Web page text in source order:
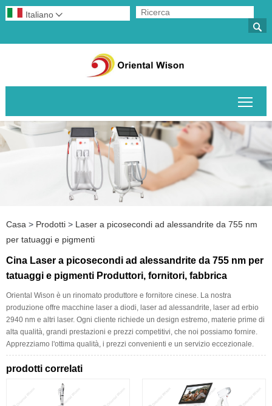

Italiano 
Casa > Prodotti > Laser a picosecondi ad alessandrite da 755 nm
per tatuaggi e pigmenti
Cina Laser a picosecondi ad alessandrite da 755 nm per
tatuaggi e pigmenti Produttori, fornitori, fabbrica
Oriental Wison è un rinomato produttore e fornitore cinese. La nostra
produzione offre macchine laser a diodi, laser ad alessandrite, laser ad erbio
2940 nm e altri laser. Ogni cliente richiede un design estremo, materie prime di
alta qualità, grandi prestazioni e prezzi competitivi, che noi possiamo fornire.
Apprezziamo l'ottima qualità, i prezzi convenienti e un servizio eccezionale.
prodotti correlati